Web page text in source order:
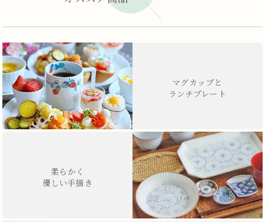
マグカップと
ランチプレート
柔らかく
優しい手描き